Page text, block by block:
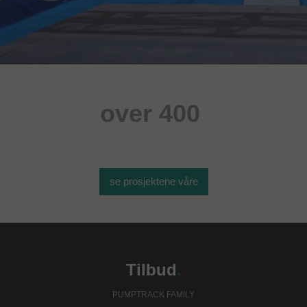
over 400
se prosjektene våre
Tilbud.
PUMPTRACK FAMILY